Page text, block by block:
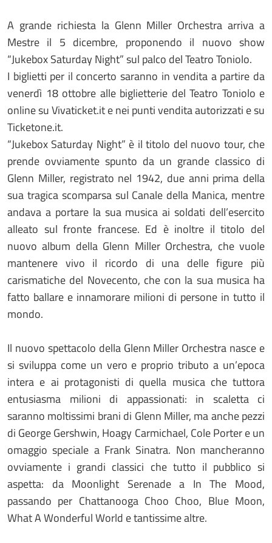
A grande richiesta la Glenn Miller Orchestra arriva a
Mestre il 5 dicembre, proponendo il nuovo show
“Jukebox Saturday Night” sul palco del Teatro Toniolo.
I biglietti per il concerto saranno in vendita a partire da
venerdì 18 ottobre alle biglietterie del Teatro Toniolo e
online su Vivaticket.it e nei punti vendita autorizzati e su
Ticketone.it.
“Jukebox Saturday Night” è il titolo del nuovo tour, che
prende ovviamente spunto da un grande classico di
Glenn Miller, registrato nel 1942, due anni prima della
sua tragica scomparsa sul Canale della Manica, mentre
andava a portare la sua musica ai soldati dell’esercito
alleato sul fronte francese. Ed è inoltre il titolo del
nuovo album della Glenn Miller Orchestra, che vuole
mantenere vivo il ricordo di una delle figure più
carismatiche del Novecento, che con la sua musica ha
fatto ballare e innamorare milioni di persone in tutto il
mondo.
Il nuovo spettacolo della Glenn Miller Orchestra nasce e
si sviluppa come un vero e proprio tributo a un’epoca
intera e ai protagonisti di quella musica che tuttora
entusiasma milioni di appassionati: in scaletta ci
saranno moltissimi brani di Glenn Miller, ma anche pezzi
di George Gershwin, Hoagy Carmichael, Cole Porter e un
omaggio speciale a Frank Sinatra. Non mancheranno
ovviamente i grandi classici che tutto il pubblico si
aspetta: da Moonlight Serenade a In The Mood,
passando per Chattanooga Choo Choo, Blue Moon,
What A Wonderful World e tantissime altre.